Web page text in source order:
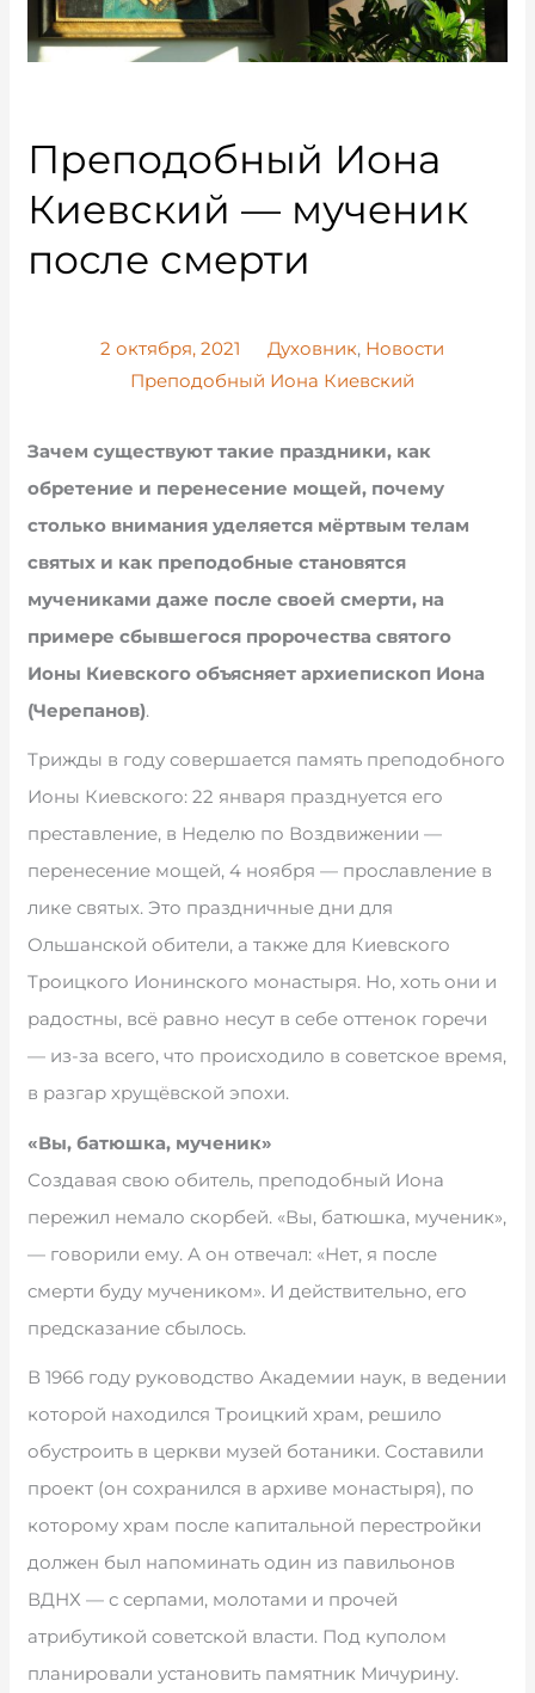
Преподобный Иона
Киевский — мученик
после смерти
2 октября, 2021 Духовник, Новости
Преподобный Иона Киевский
Зачем существуют такие праздники, как
обретение и перенесение мощей, почему
столько внимания уделяется мёртвым телам
святых и как преподобные становятся
мучениками даже после своей смерти, на
примере сбывшегося пророчества святого
Ионы Киевского объясняет архиепископ Иона
(Черепанов).
Трижды в году совершается память преподобного
Ионы Киевского: 22 января празднуется его
преставление, в Неделю по Воздвижении —
перенесение мощей, 4 ноября — прославление в
лике святых. Это праздничные дни для
Ольшанской обители, а также для Киевского
Троицкого Ионинского монастыря. Но, хоть они и
радостны, всё равно несут в себе оттенок горечи
— из-за всего, что происходило в советское время,
в разгар хрущёвской эпохи.
«Вы, батюшка, мученик»
Создавая свою обитель, преподобный Иона
пережил немало скорбей. «Вы, батюшка, мученик»,
— говорили ему. А он отвечал: «Нет, я после
смерти буду мучеником». И действительно, его
предсказание сбылось.
В 1966 году руководство Академии наук, в ведении
которой находился Троицкий храм, решило
обустроить в церкви музей ботаники. Составили
проект (он сохранился в архиве монастыря), по
которому храм после капитальной перестройки
должен был напоминать один из павильонов
ВДНХ — с серпами, молотами и прочей
атрибутикой советской власти. Под куполом
планировали установить памятник Мичурину.